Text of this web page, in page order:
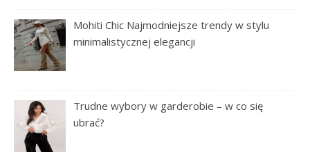
Mohiti Chic Najmodniejsze trendy w stylu
minimalistycznej elegancji
Trudne wybory w garderobie – w co się
ubrać?